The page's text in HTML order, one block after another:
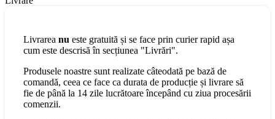
Livrarea nu este gratuită și se face prin curier rapid așa
cum este descrisă în secțiunea "Livrări".
Produsele noastre sunt realizate câteodată pe bază de
comandă, ceea ce face ca durata de producție și livrare să
fie de până la 14 zile lucrătoare începând cu ziua procesării
comenzii.